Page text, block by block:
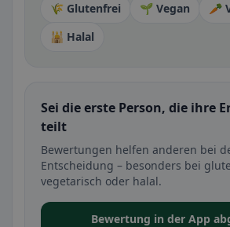
🌾 Glutenfrei 🌱 Vegan
🥕
🕌 Halal
Sei die erste Person, die ihre
teilt
Bewertungen helfen anderen bei
Entscheidung – besonders bei
vegetarisch oder halal.
Bewertung in der App